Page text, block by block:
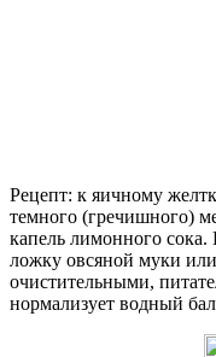
Рецепт: к яичному
темного (гречишного)
капель лимонного
ложку овсяной муки
очистительными,
нормализует водный